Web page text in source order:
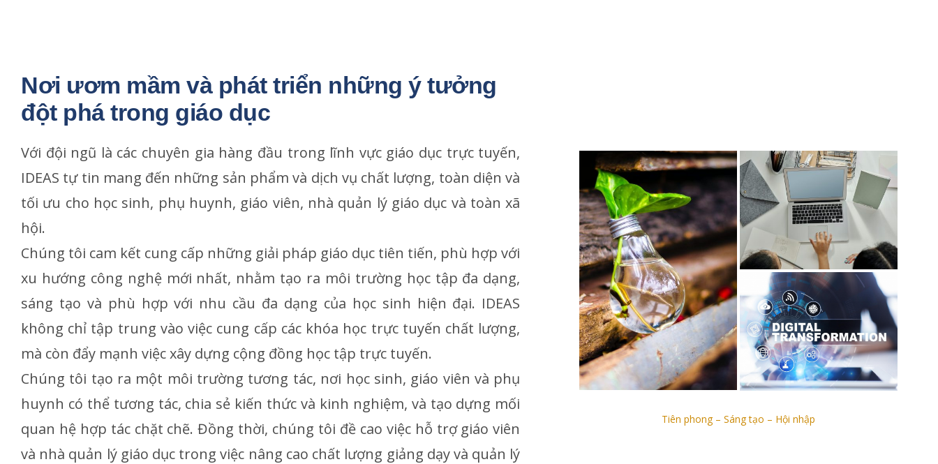
Nơi ươm mầm và phát triển những ý tưởng
đột phá trong giáo dục
Với đội ngũ là các chuyên gia hàng đầu trong lĩnh vực giáo dục trực tuyến,
IDEAS tự tin mang đến những sản phẩm và dịch vụ chất lượng, toàn diện và
tối ưu cho học sinh, phụ huynh, giáo viên, nhà quản lý giáo dục và toàn xã
hội.
Chúng tôi cam kết cung cấp những giải pháp giáo dục tiên tiến, phù hợp với
xu hướng công nghệ mới nhất, nhằm tạo ra môi trường học tập đa dạng,
sáng tạo và phù hợp với nhu cầu đa dạng của học sinh hiện đại. IDEAS
không chỉ tập trung vào việc cung cấp các khóa học trực tuyến chất lượng,
mà còn đẩy mạnh việc xây dựng cộng đồng học tập trực tuyến.
Chúng tôi tạo ra một môi trường tương tác, nơi học sinh, giáo viên và phụ
huynh có thể tương tác, chia sẻ kiến thức và kinh nghiệm, và tạo dựng mối
quan hệ hợp tác chặt chẽ. Đồng thời, chúng tôi đề cao việc hỗ trợ giáo viên
và nhà quản lý giáo dục trong việc nâng cao chất lượng giảng dạy và quản lý
Tiên phong – Sáng tạo – Hội nhập